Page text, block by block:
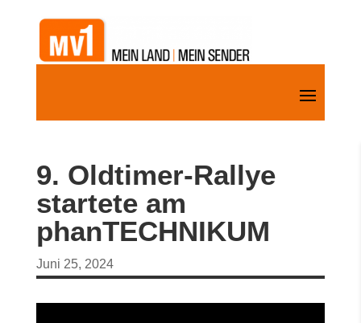
9. Oldtimer-Rallye
startete am
phanTECHNIKUM
Juni 25, 2024